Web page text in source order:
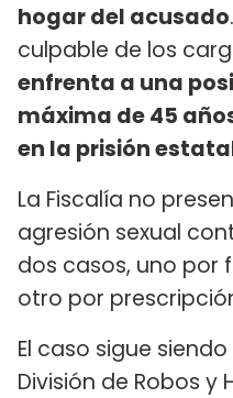
hogar del acusado
culpable de los
enfrenta a una
máxima de 45
en la prisión
La Fiscalía no
agresión sexual
dos casos, uno por
otro por
El caso sigue
División de Robos y